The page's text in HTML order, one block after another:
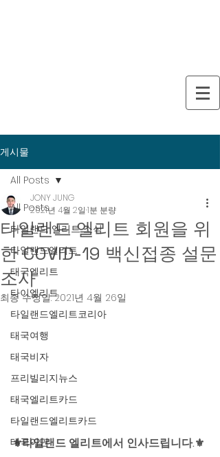
게시물
All Posts
타일랜드 엘리트 소식
타일랜드엘리트
태국엘리트
타이엘리트
타일랜드엘리트코리아
태국여행
태국비자
프리빌리지뉴스
태국엘리트카드
타일랜드엘리트카드
태국이민
All Posts
타일랜드 엘리트 회원을 위
한 COVID-19 백신접종 설문
조사
JONY JUNG
2021년 4월 2일 1분 분량
최종 수정일:2021년 4월 26일
⚜️타일랜드 엘리트에서 인사드립니다.⚜️